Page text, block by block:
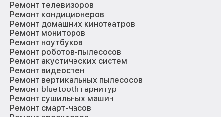
Ремонт телевизоров
Ремонт кондиционеров
Ремонт домашних кинотеатров
Ремонт мониторов
Ремонт ноутбуков
Ремонт роботов-пылесосов
Ремонт акустических систем
Ремонт видеостен
Ремонт вертикальных пылесосов
Ремонт bluetooth гарнитур
Ремонт сушильных машин
Ремонт смарт-часов